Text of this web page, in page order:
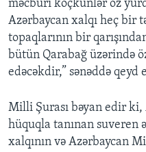
məcburi köçkünlər öz
Azərbaycan xalqı heç bir
topaqlarının bir
bütün Qarabağ üzərində
edəcəkdir,” sənəddə qeyd
Milli Şurası bəyan edir ki,
hüquqla tanınan suveren
xalqının və Azərbaycan